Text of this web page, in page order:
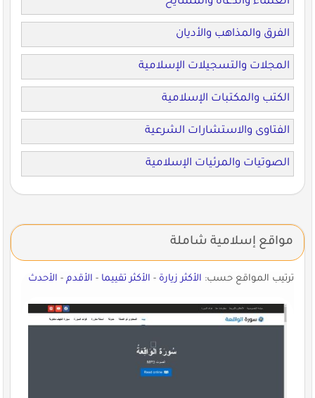
الفرق والمذاهب والأديان
المجلات والتسجيلات الإسلامية
الكتب والمكتبات الإسلامية
الفتاوى والاستشارات الشرعية
الصوتيات والمرئيات الإسلامية
مواقع إسلامية شاملة
ترتيب المواقع حسب: الأكثر زيارة-الأكثر تقييما-الأقدم-الأحدث